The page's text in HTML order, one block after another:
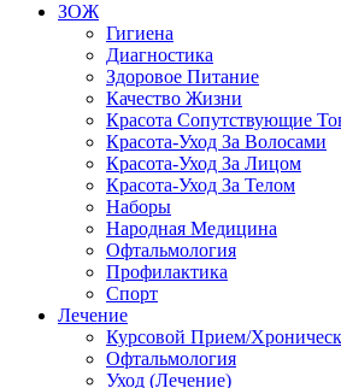
ЗОЖ
Гигиена
Диагностика
Здоровое Питание
Качество Жизни
Красота Сопутствующие
Красота-Уход За Волосами
Красота-Уход За Лицом
Красота-Уход За Телом
Наборы
Народная Медицина
Офтальмология
Профилактика
Спорт
Лечение
Курсовой Прием/
Офтальмология
Уход (Лечение)